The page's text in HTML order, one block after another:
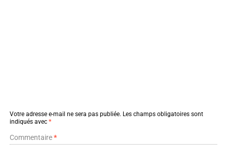
Votre adresse e-mail ne sera pas publiée. Les champs obligatoires sont
indiqués avec *
Commentaire*